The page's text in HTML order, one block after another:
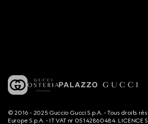
© 2016 - 2025 Guccio Gucci S.p.A. - Tous droits
Europe S.p.A. - IT VAT nr 05142860484. LICENCE